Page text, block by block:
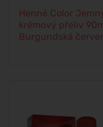
Henné Color
krémový přeliv
Burgundská